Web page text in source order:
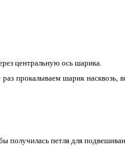
центральную ось шарика.
прокалываем шарик насквозь,
получилась петля для